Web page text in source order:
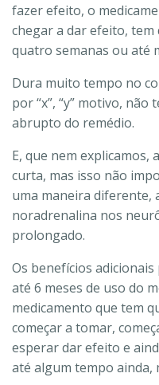
fazer efeito, o
chegar a dar efeito,
quatro semanas ou até
Dura muito tempo no
por “x”, “y” motivo,
abrupto do remédio.
E, que nem explicamos,
curta, mas isso não
uma maneira diferente,
noradrenalina nos
prolongado.
Os benefícios
até 6 meses de uso do
medicamento que tem
começar a tomar,
esperar dar efeito e
até algum tempo ainda,